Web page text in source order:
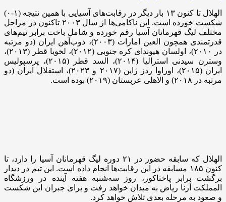
الهلال تا کنون ۱۳ بار دیگر در رقابت‌های آسیایی با همین نتیجه (۱-۰)
شکست خورده است. این ناکامی‌ها از سال ۲۰۰۳ تاکنون در مراحل
مختلف لیگ قهرمانان آسیا رقم خورده و شامل باخت برابر تیم‌های
قدرتمندی همچون العین امارات (۲۰۰۳)، ذوب‌آهن ایران (دو مرتبه
در ۲۰۱۰)، اولسان هیوندای کره جنوبی (۲۰۱۲)، لخویا قطر (۲۰۱۳)،
وسترن سیدنی استرالیا (۲۰۱۴)، السد قطر (۲۰۱۵)، پرسپولیس
ایران (۲۰۱۵)، اوراوا ردز ژاپن (۲۰۱۷ و ۲۰۲۳)، استقلال ایران (دو
مرتبه در ۲۰۱۸) و الاهلی عربستان (۲۰۱۹) بوده است.
الهلال که سابقه حضور در ۲۱ دوره لیگ قهرمانان آسیا را دارد، تا
کنون ۱۸۵ مسابقه در این رقابت‌ها انجام داده است. این تیم در دیدار
برگشت برابر پاختاکور، روز سه‌شنبه هفته آینده در ورزشگاه
المملکت آرنا ریاض به میدان خواهد رفت و برای جبران این شکست
و صعود به مرحله بعدی تلاش خواهد کرد.